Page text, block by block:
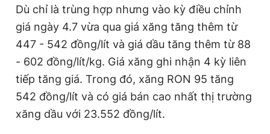
Dù chỉ là trùng hợp nhưng vào kỳ điều chỉnh
giá ngày 4.7 vừa qua giá xăng tăng thêm từ
447 - 542 đồng/lít và giá dầu tăng thêm từ 88
- 602 đồng/lít/kg. Giá xăng ghi nhận 4 kỳ liên
tiếp tăng giá. Trong đó, xăng RON 95 tăng
542 đồng/lít và có giá bán cao nhất thị trường
xăng dầu với 23.552 đồng/lít.